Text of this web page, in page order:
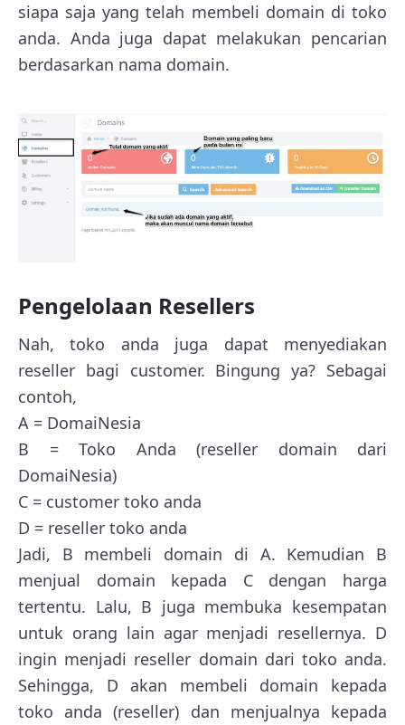
siapa saja yang telah membeli domain di toko
anda. Anda juga dapat melakukan pencarian
berdasarkan nama domain.
Pengelolaan Resellers
Nah, toko anda juga dapat menyediakan
reseller bagi customer. Bingung ya? Sebagai
contoh,
A = DomaiNesia
B = Toko Anda (reseller domain dari
DomaiNesia)
C = customer toko anda
D = reseller toko anda
Jadi, B membeli domain di A. Kemudian B
menjual domain kepada C dengan harga
tertentu. Lalu, B juga membuka kesempatan
untuk orang lain agar menjadi resellernya. D
ingin menjadi reseller domain dari toko anda.
Sehingga, D akan membeli domain kepada
toko anda (reseller) dan menjualnya kepada